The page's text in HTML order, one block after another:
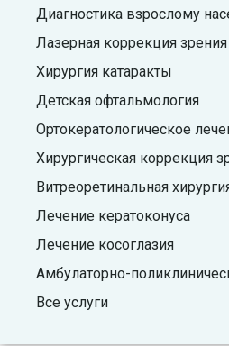
Диагностика взрослому
Лазерная коррекция зрения
Хирургия катаракты
Детская офтальмология
Ортокератологическое
Хирургическая коррекция
Витреоретинальная
Лечение кератоконуса
Лечение косоглазия
Амбулаторно-
Все услуги